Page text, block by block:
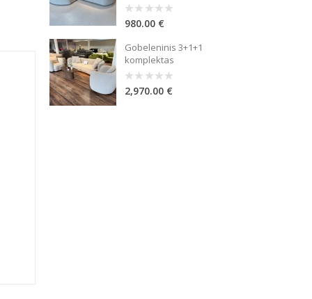
0
5
980.00 €
Gobeleninis 3+1+1
komplektas
0
out
2,970.00 €